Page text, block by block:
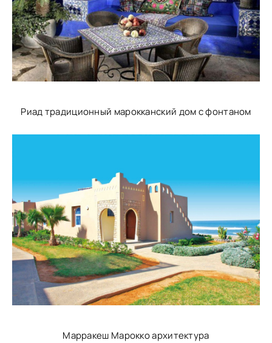
Риад традиционный марокканский дом с фонтаном
Марракеш Марокко архитектура